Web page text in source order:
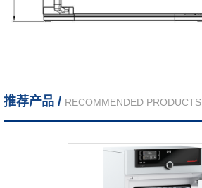
推荐产品 / RECOMMENDED PRODUCTS